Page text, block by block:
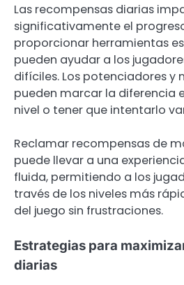
Las recompensas diarias
significativamente el
proporcionar herramientas
pueden ayudar a los
difíciles. Los potenciadores y
pueden marcar la diferencia
nivel o tener que intentarlo
Reclamar recompensas de
puede llevar a una
fluida, permitiendo a los
través de los niveles más
del juego sin frustraciones.
Estrategias para
diarias